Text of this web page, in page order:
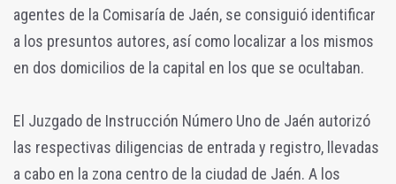
agentes de la Comisaría de Jaén, se consiguió identificar
a los presuntos autores, así como localizar a los mismos
en dos domicilios de la capital en los que se ocultaban.
El Juzgado de Instrucción Número Uno de Jaén autorizó
las respectivas diligencias de entrada y registro, llevadas
a cabo en la zona centro de la ciudad de Jaén. A los